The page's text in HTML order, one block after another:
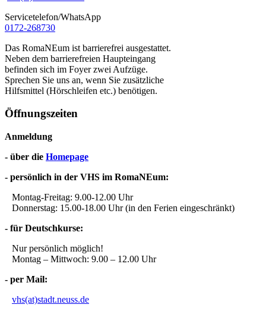
Servicetelefon/WhatsApp
0172-268730
Das RomaNEum ist barrierefrei ausgestattet.
Neben dem barrierefreien Haupteingang
befinden sich im Foyer zwei Aufzüge.
Sprechen Sie uns an, wenn Sie zusätzliche
Hilfsmittel (Hörschleifen etc.) benötigen.
Öffnungszeiten
Anmeldung
- über die Homepage
- persönlich in der VHS im RomaNEum:
Montag-Freitag: 9.00-12.00 Uhr
Donnerstag: 15.00-18.00 Uhr (in den Ferien eingeschränkt)
- für Deutschkurse:
Nur persönlich möglich!
Montag – Mittwoch: 9.00 – 12.00 Uhr
- per Mail:
vhs(at)stadt.neuss.de